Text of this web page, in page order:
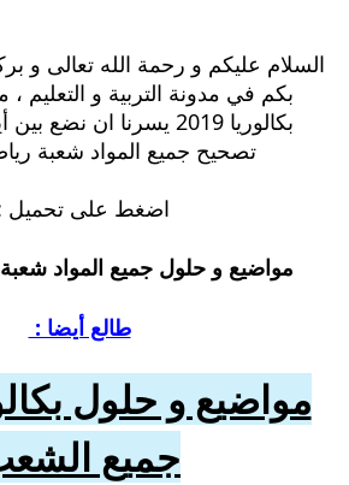
السلام عليكم و رحمة الله تعالى و
بكم في مدونة التربية و التعليم
بكالوريا 2019 يسرنا ان نضع بين أيديكم
تصحيح جميع المواد شعبة
اضغط على تحميل
مواضيع و حلول جميع المواد شعبة
طالع أيضا :
جميع